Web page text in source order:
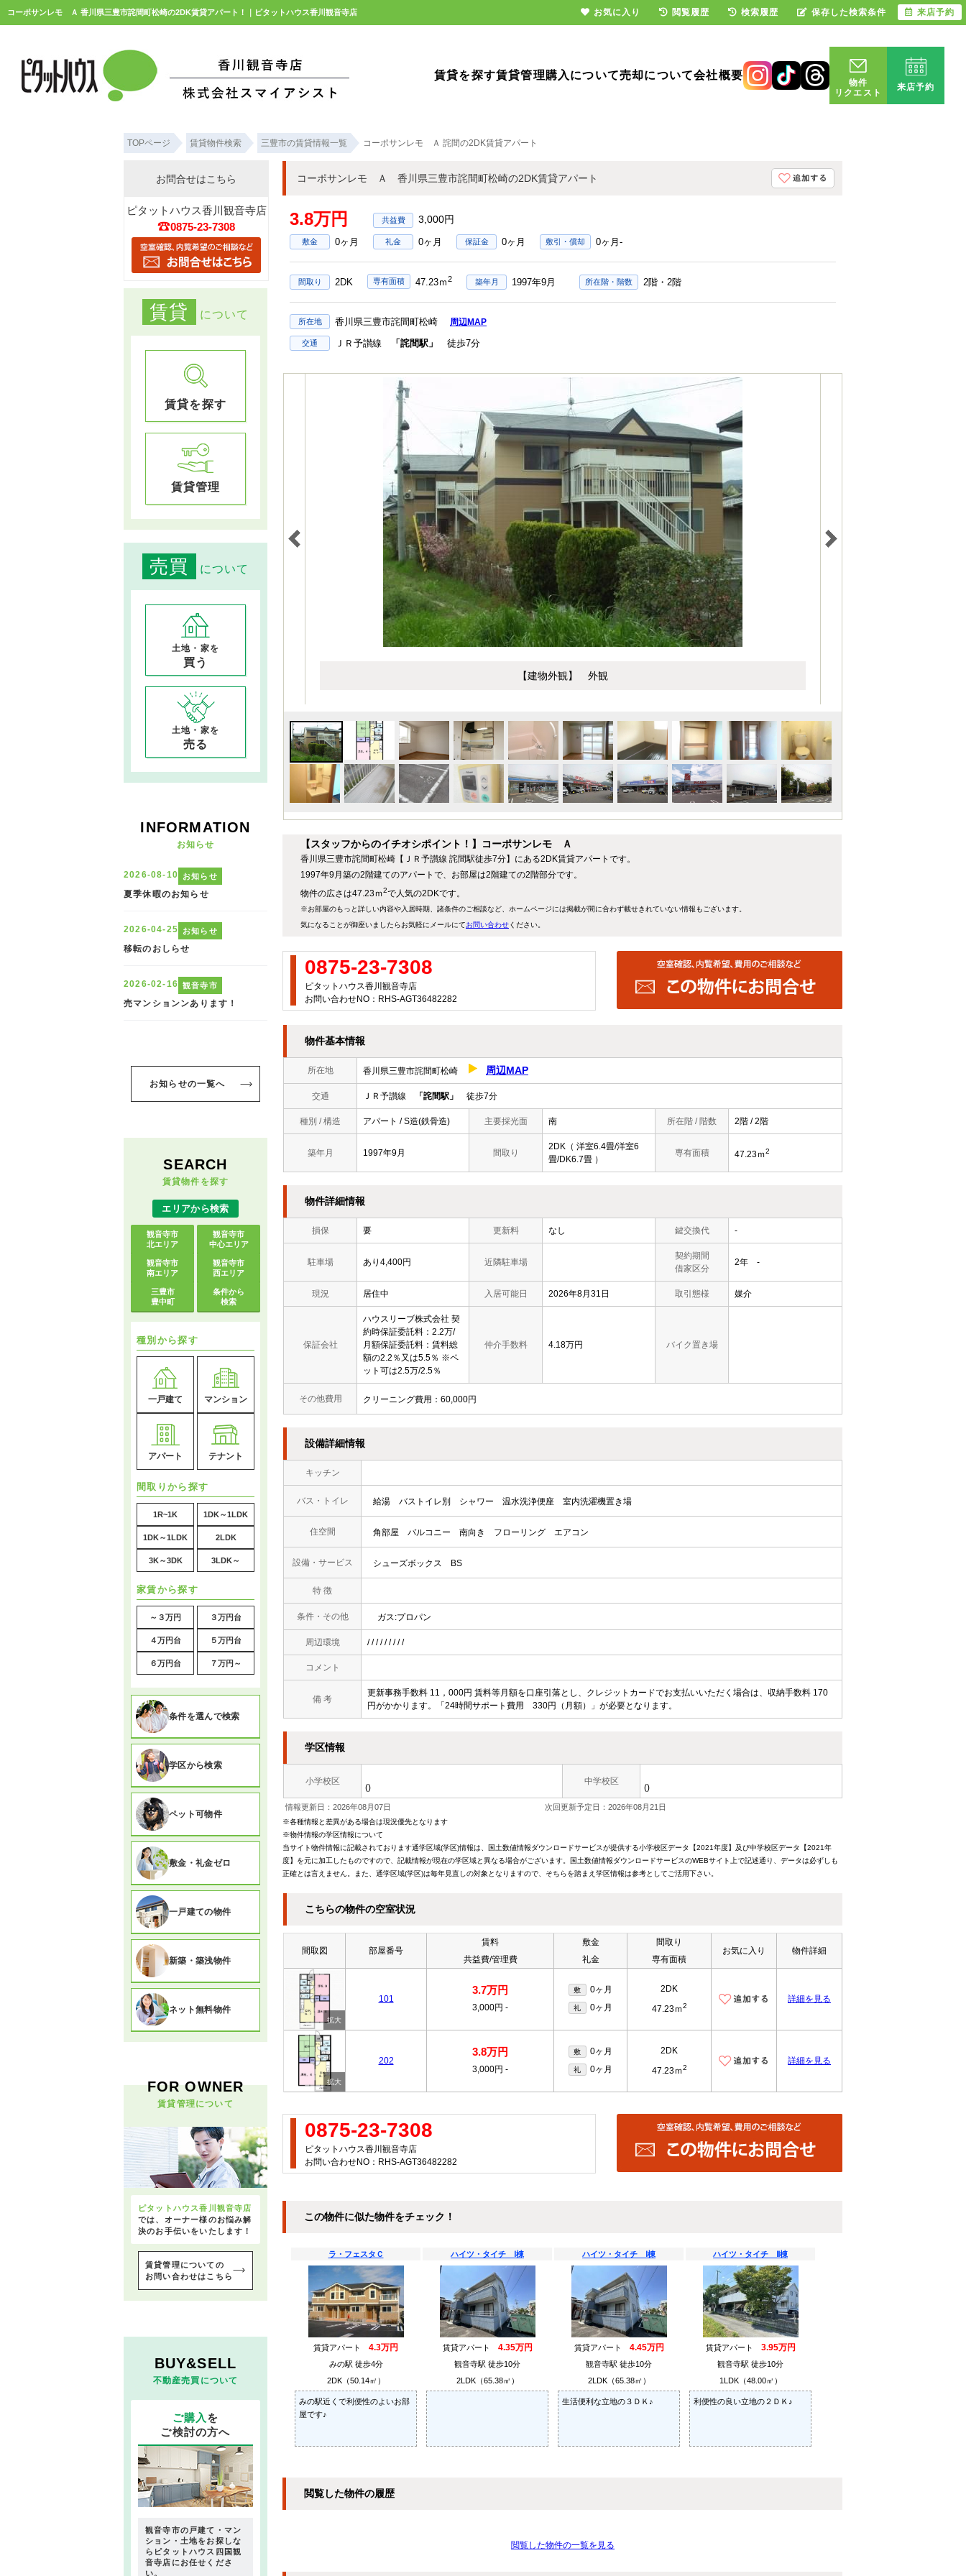
コーポサンレモ Ａ 香川県三豊市詫間町松崎の2DK賃貸アパート！｜ピタットハウス香川観音寺店
賃貸を探す賃貸管理購入について売却について会社概要
物件
リクエスト
来店予約
TOPページ 賃貸物件検索 三豊市の賃貸情報一覧 コーポサンレモ Ａ 詫間の2DK賃貸アパート
コーポサンレモ Ａ 香川県三豊市詫間町松崎の2DK賃貸アパート
3.8万円 3,000円
敷金 0ヶ月 礼金 0ヶ月 保証金 0ヶ月 敷引・償却 0ヶ月-
間取り 2DK 専有面積 47.23ｍ2 築年月 1997年9月 所在階・階数 2階・2階
所在地 香川県三豊市詫間町松崎 周辺MAP
交通 ＪＲ予讃線 「詫間駅」 徒歩7分
【建物外観】 外観
【スタッフからのイチオシポイント！】コーポサンレモ Ａ
香川県三豊市詫間町松崎【ＪＲ予讃線 詫間駅徒歩7分】にある2DK賃貸アパートです。
1997年9月築の2階建てのアパートで、お部屋は2階建ての2階部分です。
物件の広さは47.23ｍ2で人気の2DKです。
※お部屋のもっと詳しい内容や入居時期、諸条件のご相談など、ホームページには掲載が間に合わず載せきれていない情報もございます。
気になることが御座いましたらお気軽にメールにてお問い合わせください。
0875-23-7308
ピタットハウス香川観音寺店
お問い合わせNO：RHS-AGT36482282
物件基本情報
所在地 香川県三豊市詫間町松崎 周辺MAP
交通 ＪＲ予讃線 「詫間駅」 徒歩7分
種別 / 構造 アパート / S造(鉄骨造) 主要採光面 南 所在階 / 階数 2階 / 2階
築年月 1997年9月 間取り
2DK（ 洋室6.4畳/洋室6
畳/DK6.7畳 ）
専有面積 47.23ｍ2
物件詳細情報
損保 要 更新料 なし 鍵交換代 -
駐車場 あり4,400円 近隣駐車場
契約期間
借家区分
2年 -
現況 居住中 入居可能日 2026年8月31日 取引態様 媒介
保証会社
ハウスリーブ株式会社 契
約時保証委託料：2.2万/
月額保証委託料：賃料総
額の2.2％又は5.5％ ※ペ
ット可は2.5万/2.5％
仲介手数料 4.18万円 バイク置き場
その他費用 クリーニング費用：60,000円
設備詳細情報
キッチン
バス・トイレ 給湯 バストイレ別 シャワー 温水洗浄便座 室内洗濯機置き場
住空間 角部屋 バルコニー 南向き フローリング エアコン
設備・サービス シューズボックス BS
特 徴
条件・その他 ガス:プロパン
周辺環境 / / / / / / / / /
コメント
備 考
更新事務手数料 11，000円 賃料等月額を口座引落とし、クレジットカードでお支払いいただく場合は、収納手数料 170
円がかかります。「24時間サポート費用 330円（月額）」が必要となります。
学区情報
小学校区
()
中学校区
()
情報更新日：2026年08月07日 次回更新予定日：2026年08月21日
※各種情報と差異がある場合は現況優先となります
※物件情報の学区情報について
当サイト物件情報に記載されております通学区域(学区)情報は、国土数値情報ダウンロードサービスが提供する小学校区データ【2021年度】及び中学校区データ【2021年
度】を元に加工したものですので、記載情報が現在の学区域と異なる場合がございます。国土数値情報ダウンロードサービスのWEBサイト上で記述通り、データは必ずしも
正確とは言えません。また、通学区域(学区)は毎年見直しの対象となりますので、そちらを踏まえ学区情報は参考としてご活用下さい。
こちらの物件の空室状況
間取図 部屋番号
賃料
共益費/管理費
敷金
礼金
間取り
専有面積
お気に入り 物件詳細
101
3.7万円
3,000円 -
敷 0ヶ月
礼 0ヶ月
2DK
47.23ｍ2
詳細を見る
202
3.8万円
3,000円 -
敷 0ヶ月
礼 0ヶ月
2DK
47.23ｍ2
詳細を見る
0875-23-7308
ピタットハウス香川観音寺店
お問い合わせNO：RHS-AGT36482282
この物件に似た物件をチェック！
ラ・フェスタＣ
賃貸アパート 4.3万円
みの駅 徒歩4分
2DK（50.14㎡）
みの駅近くで利便性のよいお部
屋です♪
ハイツ・タイチ Ⅰ棟
賃貸アパート 4.35万円
観音寺駅 徒歩10分
2LDK（65.38㎡）
ハイツ・タイチ Ⅰ棟
賃貸アパート 4.45万円
観音寺駅 徒歩10分
2LDK（65.38㎡）
生活便利な立地の３ＤＫ♪
ハイツ・タイチ Ⅱ棟
賃貸アパート 3.95万円
観音寺駅 徒歩10分
1LDK（48.00㎡）
利便性の良い立地の２ＤＫ♪
閲覧した物件の履歴
閲覧した物件の一覧を見る
お問合せはこちら
ピタットハウス香川観音寺店
0875-23-7308
賃貸 について
賃貸を探す
賃貸管理
売買 について
土地・家を
買う
土地・家を
売る
INFORMATION
お知らせ
お知らせの一覧へ
SEARCH
賃貸物件を探す
エリアから検索
観音寺市
北エリア
観音寺市
中心エリア
観音寺市
南エリア
観音寺市
西エリア
三豊市
豊中町
条件から
検索
種別から探す
一戸建て マンション
アパート テナント
間取りから探す
1R~1K 1DK～1LDK
1DK～1LDK 2LDK
3K～3DK 3LDK～
家賃から探す
～３万円 ３万円台
４万円台 ５万円台
６万円台 ７万円～
条件を選んで検索
学区から検索
ペット可物件
敷金・礼金ゼロ
一戸建ての物件
新築・築浅物件
ネット無料物件
FOR OWNER
賃貸管理について
ピタットハウス香川観音寺店
では、オーナー様のお悩み解
決のお手伝いをいたします！
賃貸管理についての
お問い合わせはこちら
BUY&SELL
不動産売買について
ご購入 を
ご検討の方へ
観音寺市の戸建て・マン
ション・土地をお探しな
らピタットハウス四国観
音寺店にお任せくださ
い。
お気に入り 閲覧履歴 検索履歴 保存した検索条件 来店予約